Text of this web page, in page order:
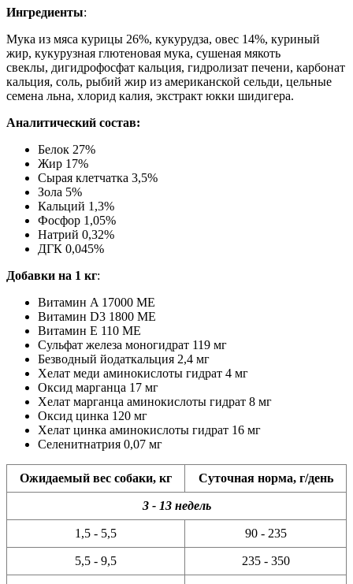
Ингредиенты:
Мука из мяса курицы 26%, кукурудза, овес 14%, куриный
жир, кукурузная глютеновая мука, сушеная мякоть
свеклы, дигидрофосфат кальция, гидролизат печени, карбонат
кальция, соль, рыбий жир из американской сельди, цельные
семена льна, хлорид калия, экстракт юкки шидигера.
Аналитический состав:
Белок 27%
Жир 17%
Сырая клетчатка 3,5%
Зола 5%
Кальций 1,3%
Фосфор 1,05%
Натрий 0,32%
ДГК 0,045%
Добавки на 1 кг:
Витамин A 17000 МЕ
Витамин D3 1800 МЕ
Витамин E 110 МЕ
Сульфат железа моногидрат 119 мг
Безводный йодаткальция 2,4 мг
Хелат меди аминокислоты гидрат 4 мг
Оксид марганца 17 мг
Хелат марганца аминокислоты гидрат 8 мг
Оксид цинка 120 мг
Хелат цинка аминокислоты гидрат 16 мг
Селенитнатрия 0,07 мг
Ожидаемый вес собаки, кг Суточная норма, г/день
3 - 13 недель
1,5 - 5,5 90 - 235
5,5 - 9,5 235 - 350